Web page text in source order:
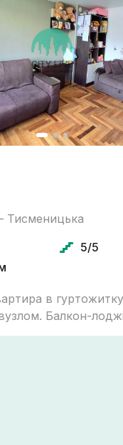
Тисменицька
5/5
в
лоджія
підлоги та